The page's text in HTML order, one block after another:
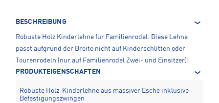
BESCHREIBUNG
Robuste Holz Kinderlehne für Familienrodel. Diese Lehne
passt aufgrund der Breite nicht auf Kinderschlitten oder
Tourenrodeln (nur auf Familienrodel Zwei- und Einsitzer)!
PRODUKTEIGENSCHAFTEN
Robuste Holz-Kinderlehne aus massiver Esche inklusive
Befestigungszwingen